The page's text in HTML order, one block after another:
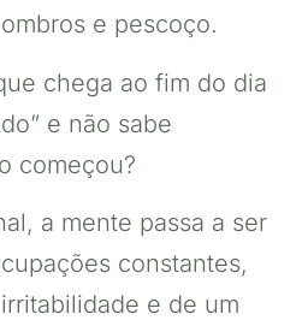
e pescoço.
chega ao fim do dia
e não sabe
começou?
a mente passa a ser
constantes,
e de um